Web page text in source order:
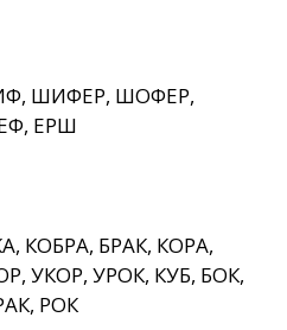
ШИФЕР, ШОФЕР,
ЕРШ
КОБРА, БРАК, КОРА,
УКОР, УРОК, КУБ, БОК,
РОК